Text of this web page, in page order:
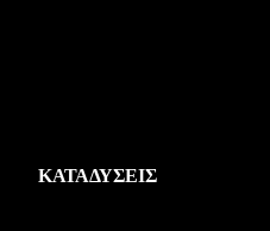
ΚΑΤΑΔΥΣΕΙΣ